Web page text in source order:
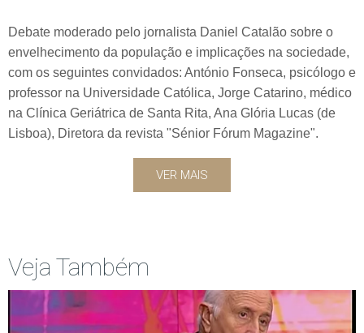
Debate moderado pelo jornalista Daniel Catalão sobre o
envelhecimento da população e implicações na sociedade,
com os seguintes convidados: António Fonseca, psicólogo e
professor na Universidade Católica, Jorge Catarino, médico
na Clínica Geriátrica de Santa Rita, Ana Glória Lucas (de
Lisboa), Diretora da revista "Sénior Fórum Magazine".
VER MAIS
Veja Também